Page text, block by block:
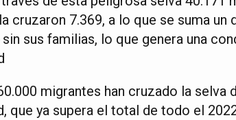
cruzaron 7.369, a lo que se suma un
sus familias, lo que genera una
migrantes han cruzado la selva
que ya supera el total de todo el